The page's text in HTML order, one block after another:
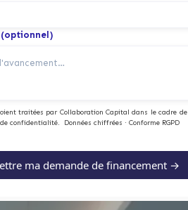
traitées par Collaboration Capital dans le cadre
confidentialité. Données chiffrées · Conforme RGPD